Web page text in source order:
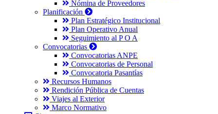
Nómina de Proveedores
Planificación
Plan Estratégico Institucional
Plan Operativo Anual
Seguimiento al P O A
Convocatorias
Convocatorias ANPE
Convocatorias de Personal
Convocatoria Pasantías
Recursos Humanos
Rendición Pública de Cuentas
Viajes al Exterior
Marco Normativo